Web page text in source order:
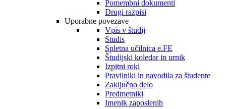
Pomembni dokumenti
Drugi razpisi
Uporabne povezave
Vpis v študij
Studis
Spletna učilnica e.FE
Študijski koledar in urnik
Izpitni roki
Pravilniki in navodila za študente
Zaključno delo
Predmetniki
Imenik zaposlenih